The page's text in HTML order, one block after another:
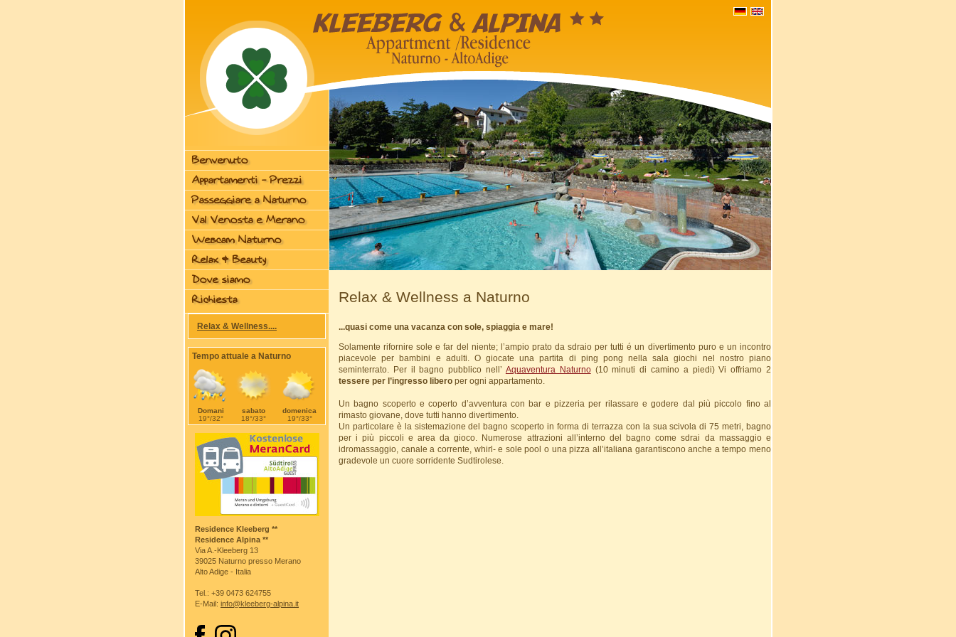
Benvenuto
Appartamenti - Prezzi
Passeggiare a Naturno
Val Venosta e Merano
Webcam Naturno
Relax & Beauty
Dove siamo
Richiesta
Relax & Wellness a Naturno
...quasi come una vacanza con sole, spiaggia e mare!
Solamente rifornire sole e far del niente; l’ampio prato da sdraio per tutti é un divertimento puro e un incontro
piacevole per bambini e adulti. O giocate una partita di ping pong nella sala giochi nel nostro piano
seminterrato. Per il bagno pubblico nell’ Aquaventura Naturno(10 minuti di camino a piedi) Vi offriamo 2
tessere per l’ingresso libero per ogni appartamento.
Un bagno scoperto e coperto d’avventura con bar e pizzeria per rilassare e godere dal più piccolo fino al
rimasto giovane, dove tutti hanno divertimento.
Un particolare è la sistemazione del bagno scoperto in forma di terrazza con la sua scivola di 75 metri, bagno
per i più piccoli e area da gioco. Numerose attrazioni all’interno del bagno come sdrai da massaggio e
idromassaggio, canale a corrente, whirl- e sole pool o una pizza all’italiana garantiscono anche a tempo meno
gradevole un cuore sorridente Sudtirolese.
Relax & Wellness....
Tempo attuale a Naturno
Domani
19°/32°
sabato
18°/33°
domenica
19°/33°
Residence Kleeberg **
Residence Alpina **
Via A.-Kleeberg 13
39025 Naturno presso Merano
Alto Adige - Italia
Tel.: +39 0473 624755
E-Mail: info@kleeberg-alpina.it